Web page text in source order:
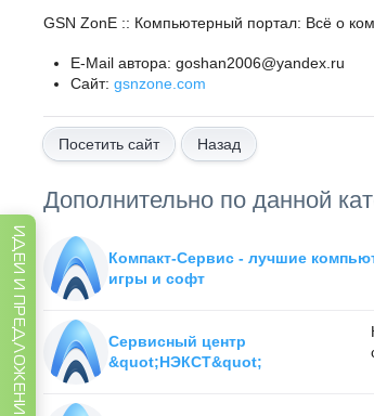
GSN ZonE :: Компьютерный портал: Всё о
E-Mail автора: goshan2006@yandex.ru
Сайт: gsnzone.com
Назад
Дополнительно по данной
Компакт-Сервис - лучшие
игры и софт
Сервисный центр
&quot;НЭКСТ&quot;
ИДЕИ И ПРЕДЛОЖЕНИЯ